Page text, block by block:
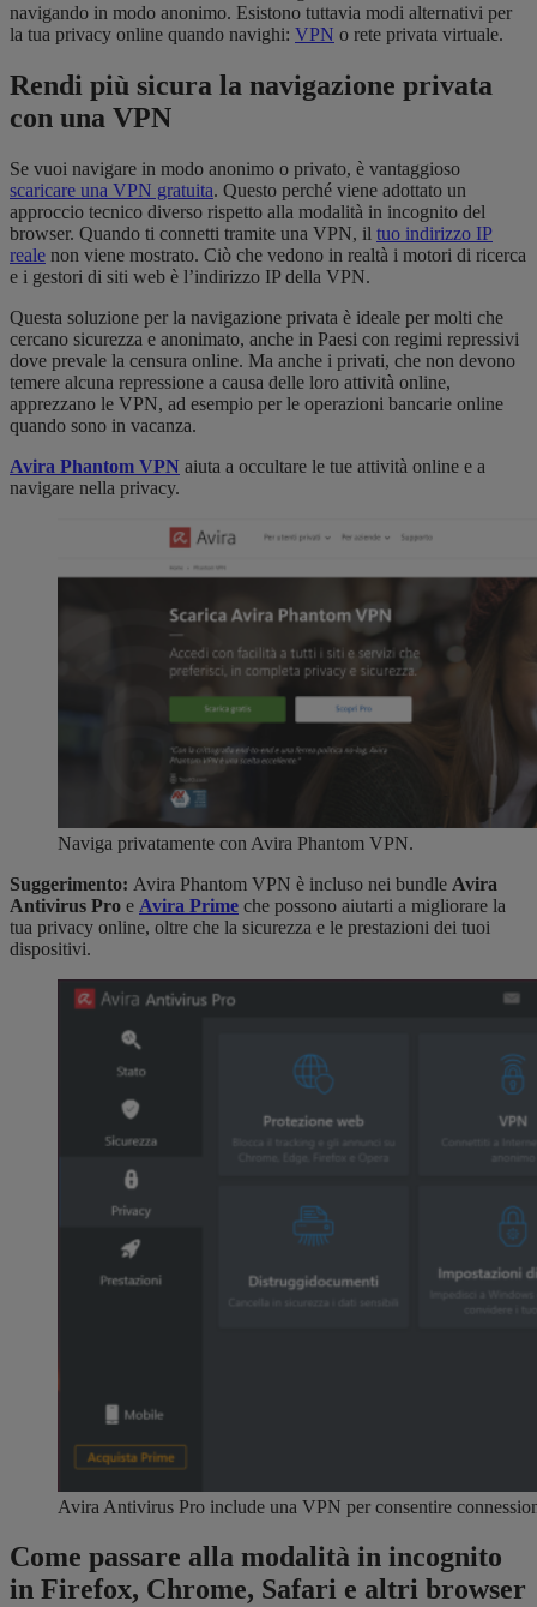
navigando in modo anonimo. Esistono tuttavia modi alternativi per
la tua privacy online quando navighi: VPN o rete privata virtuale.
Rendi più sicura la navigazione privata
con una VPN
Se vuoi navigare in modo anonimo o privato, è vantaggioso
scaricare una VPN gratuita. Questo perché viene adottato un
approccio tecnico diverso rispetto alla modalità in incognito del
browser. Quando ti connetti tramite una VPN, il tuo indirizzo IP
reale non viene mostrato. Ciò che vedono in realtà i motori di ricerca
e i gestori di siti web è l’indirizzo IP della VPN.
Questa soluzione per la navigazione privata è ideale per molti che
cercano sicurezza e anonimato, anche in Paesi con regimi repressivi
dove prevale la censura online. Ma anche i privati, che non devono
temere alcuna repressione a causa delle loro attività online,
apprezzano le VPN, ad esempio per le operazioni bancarie online
quando sono in vacanza.
Avira Phantom VPN aiuta a occultare le tue attività online e a
navigare nella privacy.
Naviga privatamente con Avira Phantom VPN.
Suggerimento: Avira Phantom VPN è incluso nei bundle Avira
Antivirus Pro e Avira Prime che possono aiutarti a migliorare la
tua privacy online, oltre che la sicurezza e le prestazioni dei tuoi
dispositivi.
Avira Antivirus Pro include una VPN per consentire
Come passare alla modalità in incognito
in Firefox, Chrome, Safari e altri browser